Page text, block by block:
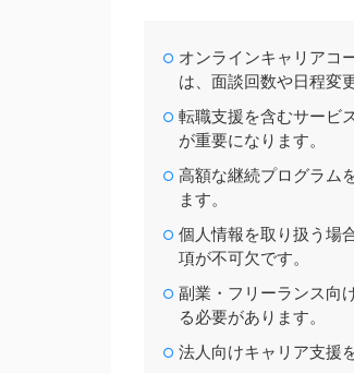
オンラインキャリアコ
は、面談回数や日程変
転職支援を含むサービ
が重要になります。
高額な継続プログラム
ます。
個人情報を取り扱う場
項が不可欠です。
副業・フリーランス向
る必要があります。
法人向けキャリア支援